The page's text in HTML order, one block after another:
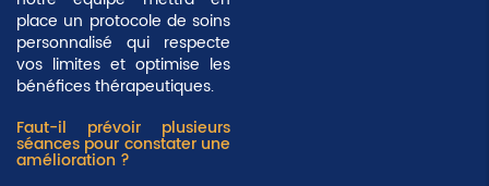
place un protocole de soins
personnalisé qui respecte
vos limites et optimise les
bénéfices thérapeutiques.
Faut-il prévoir plusieurs
séances pour constater une
amélioration ?